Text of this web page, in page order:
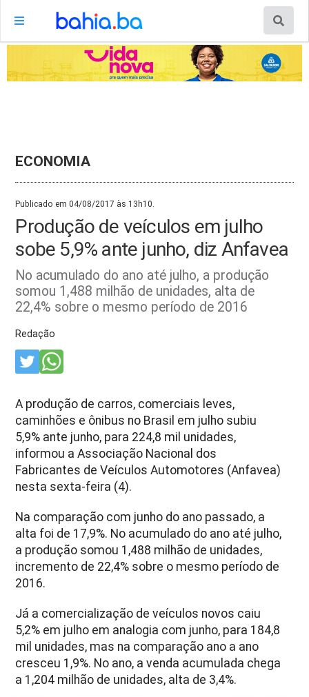
ECONOMIA
Publicado em 04/08/2017 às 13h10.
Produção de veículos em julho
sobe 5,9% ante junho, diz Anfavea
No acumulado do ano até julho, a produção
somou 1,488 milhão de unidades, alta de
22,4% sobre o mesmo período de 2016
Redação
A produção de carros, comerciais leves,
caminhões e ônibus no Brasil em julho subiu
5,9% ante junho, para 224,8 mil unidades,
informou a Associação Nacional dos
Fabricantes de Veículos Automotores (Anfavea)
nesta sexta-feira (4).
Na comparação com junho do ano passado, a
alta foi de 17,9%. No acumulado do ano até julho,
a produção somou 1,488 milhão de unidades,
incremento de 22,4% sobre o mesmo período de
2016.
Já a comercialização de veículos novos caiu
5,2% em julho em analogia com junho, para 184,8
mil unidades, mas na comparação ano a ano
cresceu 1,9%. No ano, a venda acumulada chega
a 1,204 milhão de unidades, alta de 3,4%.